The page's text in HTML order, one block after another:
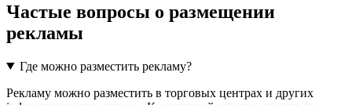
Частые вопросы о размещении
рекламы
Где можно разместить рекламу?
Рекламу можно разместить в торговых центрах и других